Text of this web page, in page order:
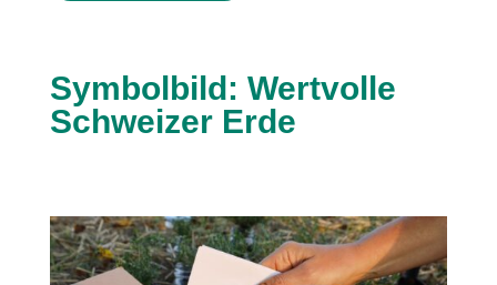
Symbolbild: Wertvolle
Schweizer Erde